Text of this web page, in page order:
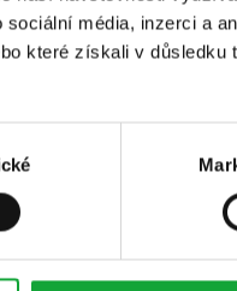
média, inzerci a
které získali v důsledku